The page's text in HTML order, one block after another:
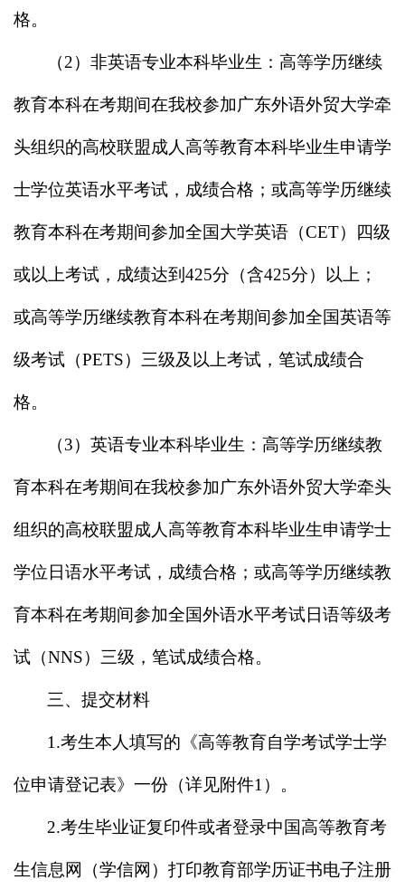
格。
（2）非英语专业本科毕业生： 高等学历继续
教育本科在考期间在我校参加广东外语外贸大学牵
头组织的高校联盟成人高等教育本科毕业生申请学
士学位英语水平考试，成绩合格；或高等学历继续
教育本科在考期间参加全国大学英语（CET）四级
或以上考试，成绩达到 425分（含425分）以上；
或高等学历继续教育本科在考期间参加全国英语等
级考试（PETS）三级及以上考试，笔试成绩合
格。
（3）英语专业本科毕业生： 高等学历继续教
育本科在考期间在我校参加广东外语外贸大学牵头
组织的高校联盟成人高等教育本科毕业生申请学士
学位日语水平考试，成绩合格；或高等学历继续教
育本科在考期间参加全国外语水平考试日语等级考
试（NNS）三级，笔试成绩合格。
三、提交材料
1.考生本人填写的《高等教育自学考试学士学
位申请登记表》一份（详见附件1 ）。
2.考生毕业证复印件或者登录中国高等教育考
生信息网（学信网）打印教育部学历证书电子注册